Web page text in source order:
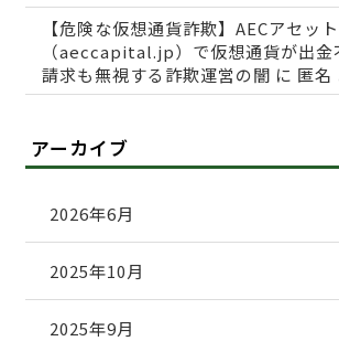
【危険な仮想通貨詐欺】AECアセッ
（aeccapital.jp）で仮想通貨が出金
請求も無視する詐欺運営の闇 に 匿名
アーカイブ
2026年6月
2025年10月
2025年9月